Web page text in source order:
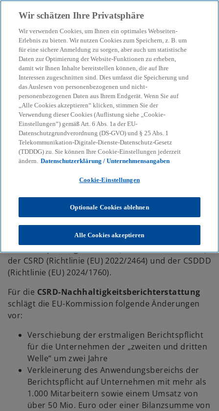
menu search
Vorschlag für das Erste
Omnibus-Paket
EU-Kommission veröffentlicht Vorschlag für das
Erste Omnibus-Paket zu Änderungen an den
gesetzlichen Vorgaben zur
Nachhaltigkeitsberichterstattung
veröffentlichte am 26. Februar 2025 ihren Vorschlag
für das Erste Omnibus-Paket zu Änderungen an der
EU-Bilanzrichtlinie (Richtlinie 2013/34/EU), der EU-
der CSRD (Richtlinie (EU) 2022/2464) und der CSDDD
(Richtlinie (EU) 2024/1760).
Für die CSRD-Nachhaltigkeitsberichterstattung
schlägt die EU-Kommission folgende Änderungen
vor:
Verschiebung der erstmaligen Berichtspflicht
für die Unternehmen der „zweiten und dritten
Welle“ um zwei Jahre
Verkleinerung des Anwendungsbereichs der
Berichtspflicht auf Unternehmen mit mehr als
1.000 Mitarbeitern sowie einem Umsatz von
über 50 Mio. Euro oder einer Bilanzsumme von
Wir schätzen Ihre Privatsphäre
Wir verwenden Cookies, um Ihnen ein optimales Webseiten-
Erlebnis zu bieten. Wir nutzen Cookies zum Speichern, z. B. um
für eine sichere Anmeldung zu sorgen, aber auch um statistische
Daten zur Optimierung der Website-Funktionen zu erheben,
damit wir Ihnen Inhalte bereitstellen können, die auf Ihre
Interessen zugeschnitten sind. Dies umfasst die Speicherung und
das Auslesen von personenbezogenen und nicht-
personenbezogenen Daten aus Ihrem Endgerät. Wenn Sie auf
„Alle Cookies akzeptieren“ klicken, stimmen Sie der
Verwendung dieser Cookies (Auflistung siehe „Cookie-
Einstellungen“) gemäß Art. 6 Abs. 1a der EU-
Datenschutzgrundverordnung (DS-GVO) und § 25 Abs. 1
Telekommunikation-Digitale-Dienste-Datenschutz-Gesetz
(TDDDG) zu. Sie können Ihre Cookie-Einstellungen jederzeit
ändern. Datenschutzerklärung / Unternehmensangaben
Cookie-Einstellungen
Optionale Cookies ablehnen
Alle Cookies akzeptieren